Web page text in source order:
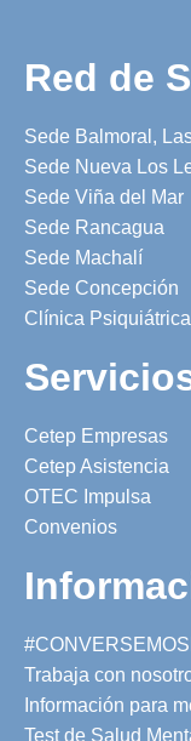
Red de
Sede Balmoral,
Sede Nueva Los
Sede Viña del Mar
Sede Rancagua
Sede Machalí
Sede Concepción
Clínica
Cetep Empresas
Cetep Asistencia
OTEC Impulsa
Convenios
Trabaja con
Información para
Test de Salud